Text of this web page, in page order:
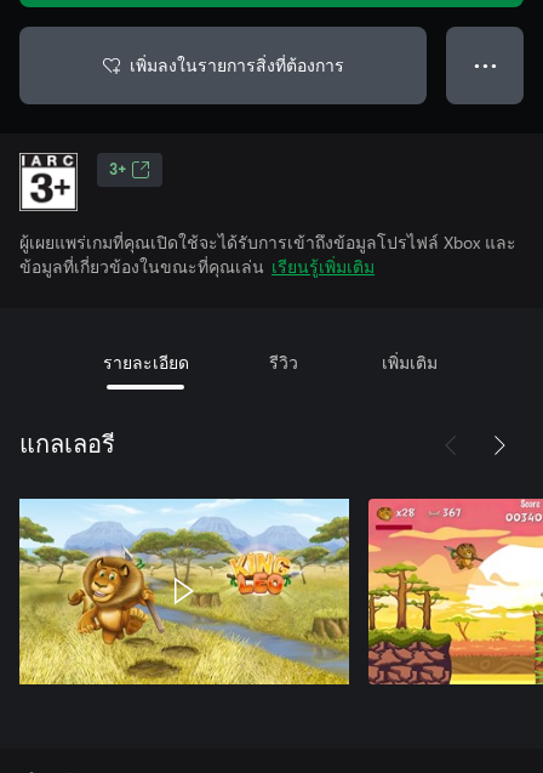
เพิ่มลงในรายการสิ่งที่ต้องการ ● ● ●
3+
ผู้เผยแพร่เกมที่คุณเปิดใช้จะได้รับการเข้าถึงข้อมูลโปรไฟล์ Xbox และ
ข้อมูลที่เกี่ยวข้องในขณะที่คุณเล่น เรียนรู้เพิ่มเติม
รายละเอียด รีวิว เพิ่มเติม
แกลเลอรี